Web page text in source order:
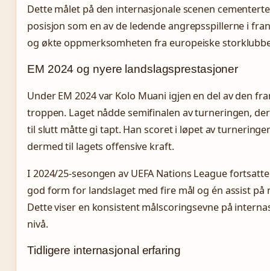
Dette målet på den internasjonale scenen
posisjon som en av de ledende angrepsspillerne i
og økte oppmerksomheten fra europeiske
EM 2024 og nyere landslagsprestasjoner
Under EM 2024 var Kolo Muani igjen en del av den
troppen. Laget nådde semifinalen av turneringen,
til slutt måtte gi tapt. Han scoret i løpet av
dermed til lagets offensive kraft.
I 2024/25-sesongen av UEFA Nations League
god form for landslaget med fire mål og én assist på
Dette viser en konsistent målscoringsevne på
nivå.
Tidligere internasjonal erfaring